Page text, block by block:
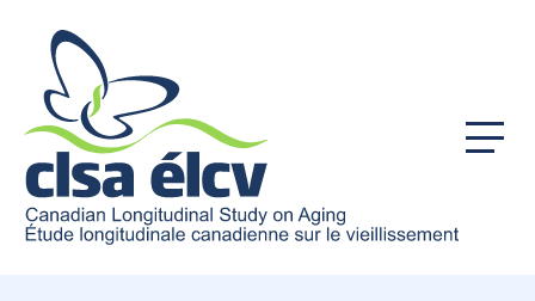
Menu